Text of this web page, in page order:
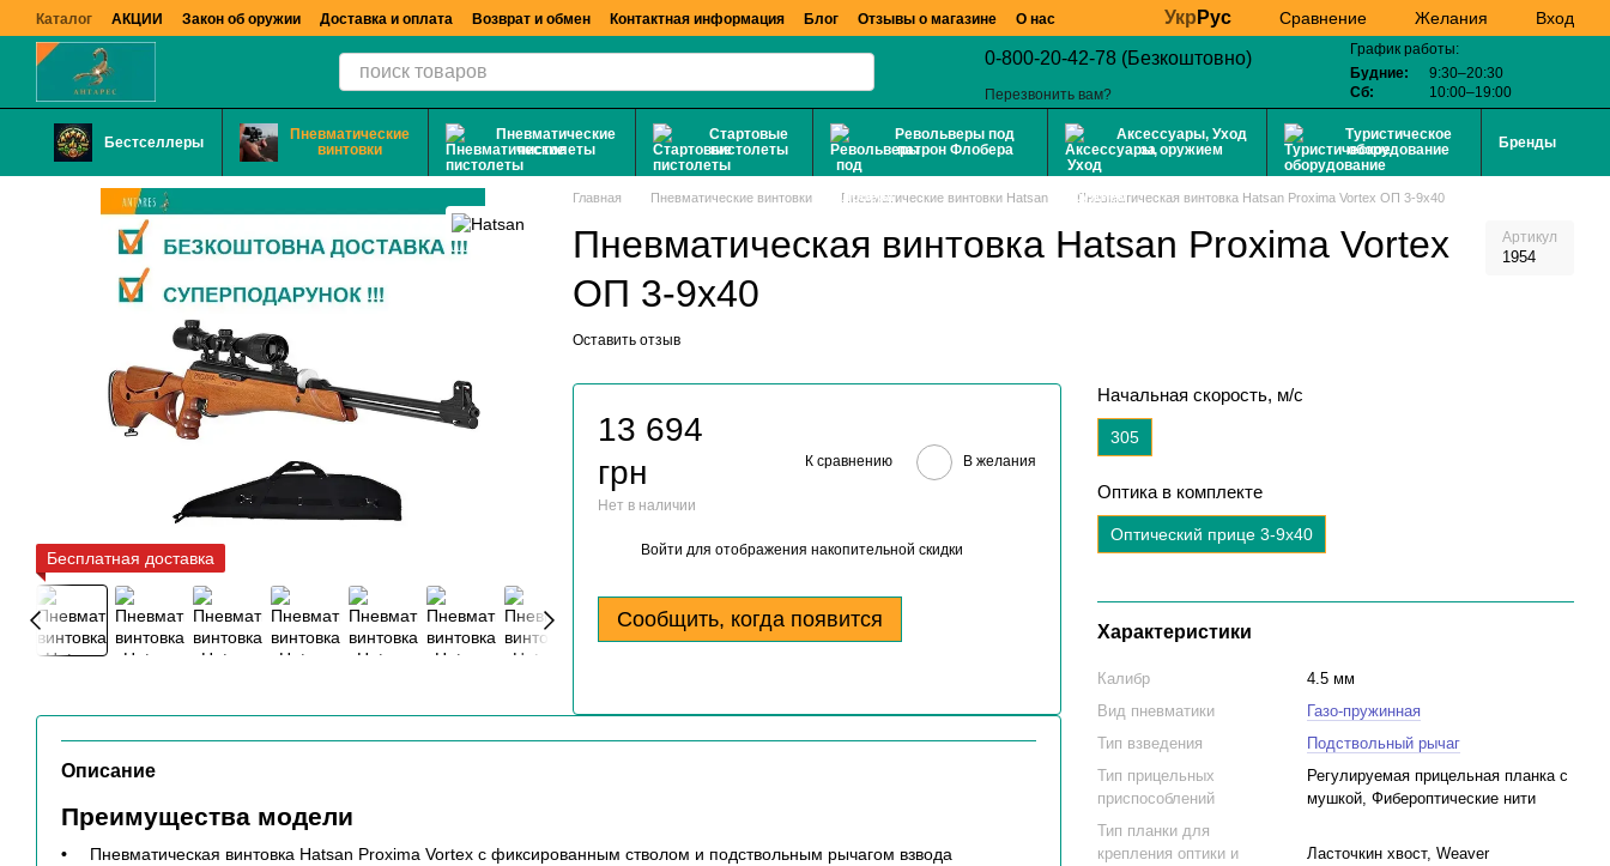
Перейти к основному контенту
Каталог АКЦИИ Закон об оружии Доставка и оплата Возврат и обмен Контактная информация Блог Отзывы о магазине О нас Укр Рус Сравнение Желания Вход
0-800-20-42-78 (Безкоштовно)
Перезвонить вам?
График работы:
Будние:
9:30–20:30
Сб:
10:00–19:00
Бестселлеры
Пневматические
винтовки
Пневматические
пистолеты
Стартовые
пистолеты
Револьверы под
патрон Флобера
Аксессуары, Уход
за оружием
Туристическое
оборудование
Бренды
Бесплатная доставка
Главная Пневматические винтовки Пневматические винтовки Hatsan Пневматическая винтовка Hatsan Proxima Vortex ОП 3-9x40
Пневматическая винтовка Hatsan Proxima Vortex
ОП 3-9x40
Артикул
1954
Оставить отзыв
13 694
грн
Нет в наличии
К сравнению В желания
Войти для отображения накопительной скидки
Сообщить, когда появится
Начальная скорость, м/с
305
Оптика в комплекте
Оптический прице 3-9x40
Характеристики
Калибр
4.5 мм
Вид пневматики
Газо-пружинная
Тип взведения
Подствольный рычаг
Тип прицельных
приспособлений
Регулируемая прицельная планка с
мушкой, Фибероптические нити
Тип планки для
крепления оптики и
Ласточкин хвост, Weaver
Описание
Преимущества модели
Пневматическая винтовка Hatsan Proxima Vortex с фиксированным стволом и подствольным рычагом взвода